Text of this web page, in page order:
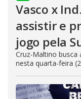
Vasco x
assistir e
jogo pela
Cruz-Maltino busca
nesta quarta-feira